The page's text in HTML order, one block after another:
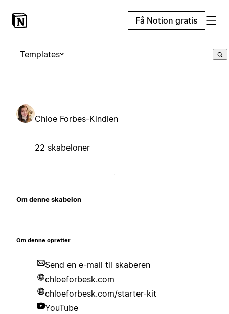
Få Notion gratis
Templates
Chloe Forbes-Kindlen
22 skabeloner
Om denne skabelon
Om denne opretter
Send en e-mail til skaberen
chloeforbesk.com
chloeforbesk.com/starter-kit
YouTube